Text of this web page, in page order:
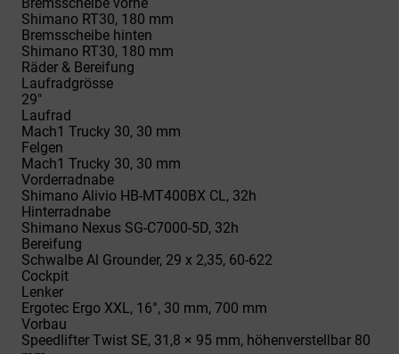
Shimano RT30, 180 mm
Bremsscheibe hinten
Shimano RT30, 180 mm
Räder & Bereifung
Laufradgrösse
29"
Laufrad
Mach1 Trucky 30, 30 mm
Felgen
Mach1 Trucky 30, 30 mm
Vorderradnabe
Shimano Alivio HB-MT400BX CL, 32h
Hinterradnabe
Shimano Nexus SG-C7000-5D, 32h
Bereifung
Schwalbe Al Grounder, 29 x 2,35, 60-622
Cockpit
Lenker
Ergotec Ergo XXL, 16°, 30 mm, 700 mm
Vorbau
Speedlifter Twist SE, 31,8 × 95 mm, höhenverstellbar 80